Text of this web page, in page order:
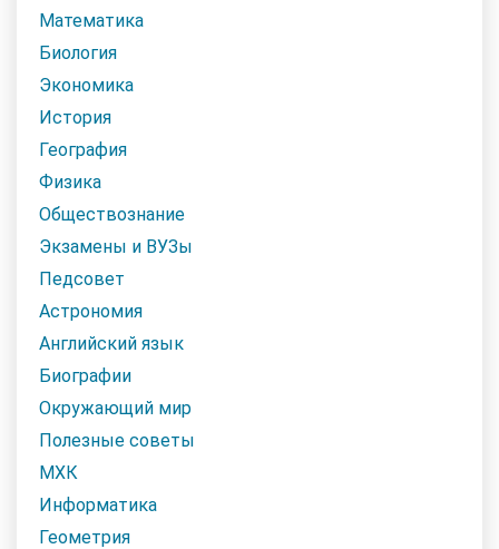
Математика
Биология
Экономика
История
География
Физика
Обществознание
Экзамены и ВУЗы
Педсовет
Астрономия
Английский язык
Биографии
Окружающий мир
Полезные советы
МХК
Информатика
Геометрия